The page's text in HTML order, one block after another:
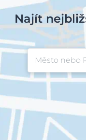
Najít